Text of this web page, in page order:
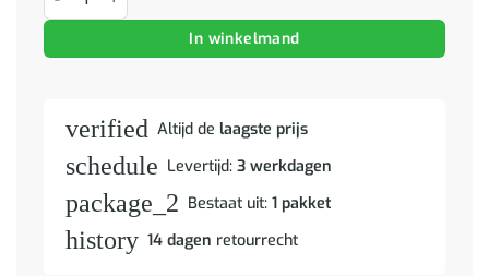
In winkelmand
verified Altijd de laagste prijs
schedule Levertijd: 3 werkdagen
package_2 Bestaat uit: 1 pakket
history 14 dagen retourrecht